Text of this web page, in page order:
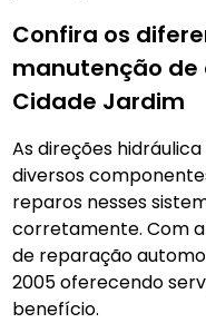
Confira os
manutenção de
Cidade Jardim
As direções
diversos
reparos nesses
corretamente. Com
de reparação
2005 oferecendo
benefício.